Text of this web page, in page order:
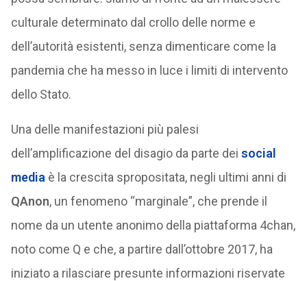
culturale determinato dal crollo delle norme e
dell’autorità esistenti, senza dimenticare come la
pandemia che ha messo in luce i limiti di intervento
dello Stato.
Una delle manifestazioni più palesi
dell’amplificazione del disagio da parte dei social
media è la crescita spropositata, negli ultimi anni di
QAnon, un fenomeno “marginale”, che prende il
nome da un utente anonimo della piattaforma 4chan,
noto come Q e che, a partire dall’ottobre 2017, ha
iniziato a rilasciare presunte informazioni riservate